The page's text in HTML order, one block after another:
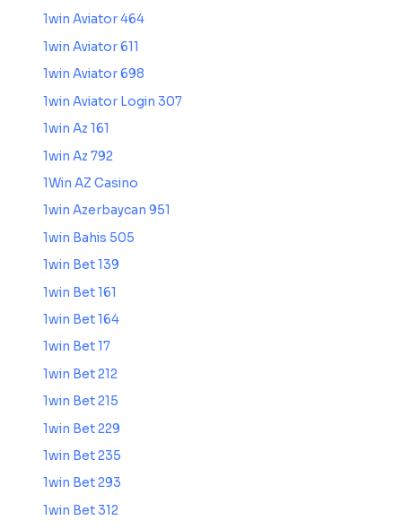
1win Aviator 464
1win Aviator 611
1win Aviator 698
1win Aviator Login 307
1win Az 161
1win Az 792
1Win AZ Casino
1win Azerbaycan 951
1win Bahis 505
1win Bet 139
1win Bet 161
1win Bet 164
1win Bet 17
1win Bet 212
1win Bet 215
1win Bet 229
1win Bet 235
1win Bet 293
1win Bet 312